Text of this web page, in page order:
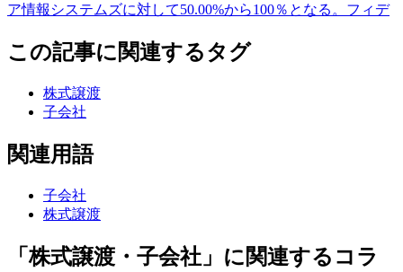
ア情報システムズに対して50.00%から100％となる。フィデ
この記事に関連するタグ
株式譲渡
子会社
関連用語
子会社
株式譲渡
「株式譲渡・子会社」に関連するコラ